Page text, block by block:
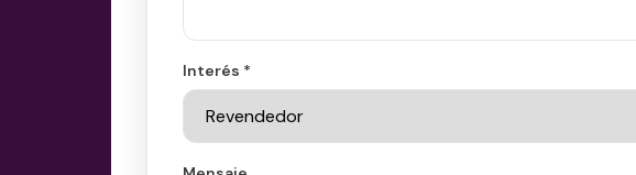
Interés *